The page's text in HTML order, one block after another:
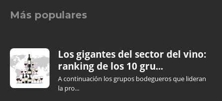
Más populares
Los gigantes del sector del vino:
ranking de los 10 gru...
A continuación los grupos bodegueros que lideran
la pro...